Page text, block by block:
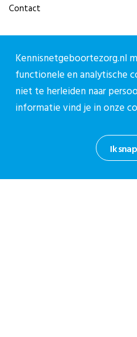
Contact
Contact
Contactpagina
cpz@stichtingcpz.nl
Blijf op de hoogte
Meld je aan voor onze
Ik
Kennisnetgeboortezorg.nl
functionele en analytische
niet te herleiden naar
informatie vind je in onze